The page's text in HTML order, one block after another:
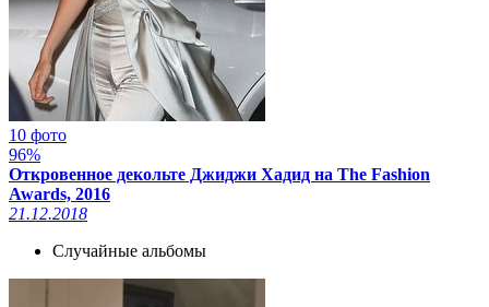
10 фото
96%
Откровенное декольте Джиджи Хадид на The Fashion
Awards, 2016
21.12.2018
Случайные альбомы